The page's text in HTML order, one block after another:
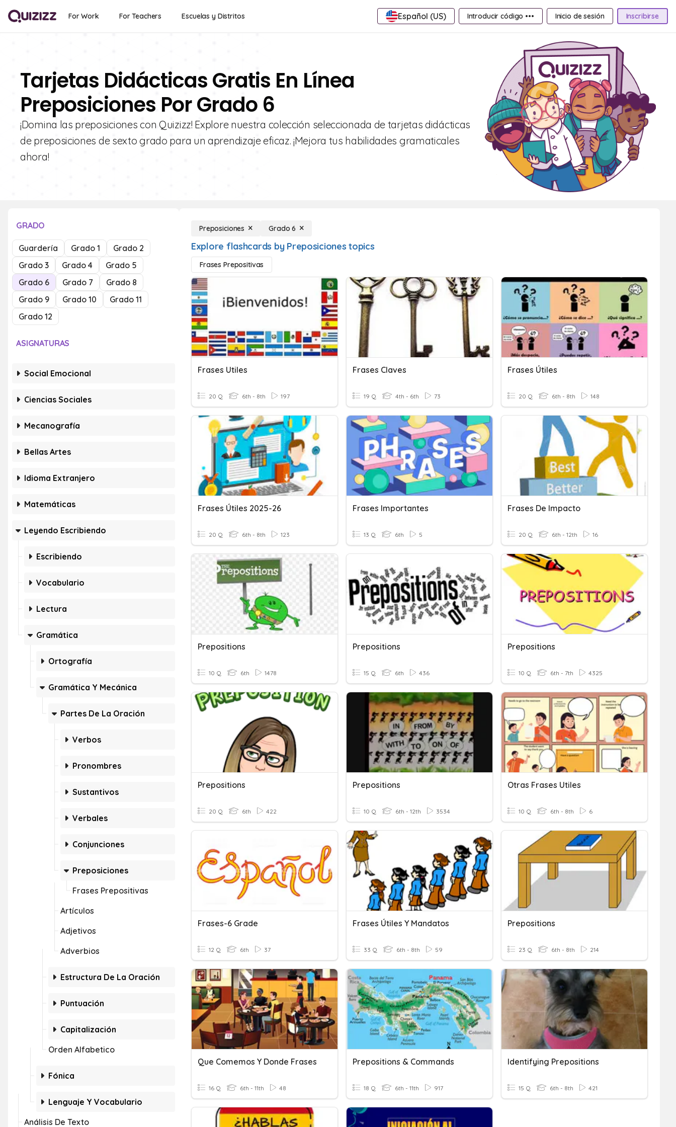
For Work For Teachers Escuelas y Distritos Español (US) Introducir código ••• Inicio de sesión Inscribirse
Tarjetas Didácticas Gratis En Línea
Preposiciones Por Grado 6
¡Domina las preposiciones con Quizizz! Explore nuestra colección seleccionada de tarjetas didácticas
de preposiciones de sexto grado para un aprendizaje eficaz. ¡Mejora tus habilidades gramaticales
ahora!
GRADO
Guardería Grado 1
Grado 2
Grado 3
Grado 4
Grado 5
Grado 6
Grado 7
Grado 8
Grado 9
Grado 10
Grado 11
Grado 12
ASIGNATURAS
Social Emocional
Ciencias Sociales
Mecanografía
Bellas Artes
Idioma Extranjero
Matemáticas
Leyendo Escribiendo
Escribiendo
Vocabulario
Lectura
Gramática
Ortografía
Gramática Y Mecánica
Partes De La Oración
Verbos
Pronombres
Sustantivos
Verbales
Conjunciones
Preposiciones
Frases Prepositivas
Artículos
Adjetivos
Adverbios
Estructura De La Oración
Puntuación
Capitalización
Orden Alfabetico
Fónica
Lenguaje Y Vocabulario
Análisis De Texto
Preposiciones Grado 6
Explore flashcards by Preposiciones topics
Frases Prepositivas
Frases Utiles
20 Q 6th - 8th 197
Frases Claves
19 Q 4th - 6th 73
Frases Útiles
20 Q 6th - 8th 148
Frases Útiles 2025-26
20 Q 6th - 8th 123
Frases Importantes
13 Q 6th 5
Frases De Impacto
20 Q 6th - 12th 16
Prepositions
10 Q 6th 1478
Prepositions
15 Q 6th 436
Prepositions
10 Q 6th - 7th 4325
Prepositions
20 Q 6th 422
Prepositions
10 Q 6th - 12th 3534
Otras Frases Utiles
10 Q 6th - 8th 6
Frases-6 Grade
12 Q 6th 37
Frases Útiles Y Mandatos
33 Q 6th - 8th 59
Prepositions
23 Q 6th - 8th 214
Que Comemos Y Donde Frases
16 Q 6th - 11th 48
Prepositions & Commands
18 Q 6th - 11th 917
Identifying Prepositions
15 Q 6th - 8th 421